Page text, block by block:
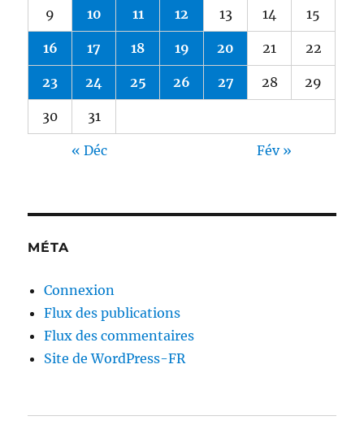
9 10 11 12 13 14 15
16 17 18 19 20 21 22
23 24 25 26 27 28 29
30 31
« Déc Fév »
MÉTA
Connexion
Flux des publications
Flux des commentaires
Site de WordPress-FR